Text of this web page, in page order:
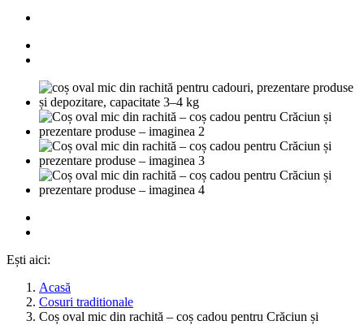
Ești aici:
Acasă
Cosuri traditionale
Coș oval mic din rachită – coș cadou pentru Crăciun și